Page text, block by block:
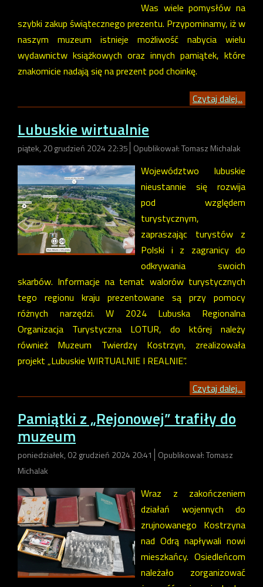
Was wiele pomysłów na
szybki zakup świątecznego prezentu. Przypominamy, iż w
naszym muzeum istnieje możliwość nabycia wielu
wydawnictw książkowych oraz innych pamiątek, które
znakomicie nadają się na prezent pod choinkę.
Czytaj dalej...
Lubuskie wirtualnie
piątek, 20 grudzień 2024 22:35 Opublikował: Tomasz Michalak
Województwo lubuskie
nieustannie się rozwija
pod względem
turystycznym,
zapraszając turystów z
Polski i z zagranicy do
odkrywania swoich
skarbów. Informacje na temat walorów turystycznych
tego regionu kraju prezentowane są przy pomocy
różnych narzędzi. W 2024 Lubuska Regionalna
Organizacja Turystyczna LOTUR, do której należy
również Muzeum Twierdzy Kostrzyn, zrealizowała
projekt „Lubuskie WIRTUALNIE I REALNIE”.
Czytaj dalej...
Pamiątki z „Rejonowej” trafiły do
muzeum
poniedziałek, 02 grudzień 2024 20:41
Opublikował: Tomasz
Michalak
Wraz z zakończeniem
działań wojennych do
zrujnowanego Kostrzyna
nad Odrą napływali nowi
mieszkańcy. Osiedleńcom
należało zorganizować